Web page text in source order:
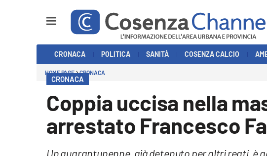
Economia e Lavoro
CRONACA POLITICA SANITÀ COSENZA CALCIO
HOME PAGE CRONACA
CRONACA
Coppia uccisa nella
arrestato Francesco
Un quarantunenne, già detenuto per altri reati, è